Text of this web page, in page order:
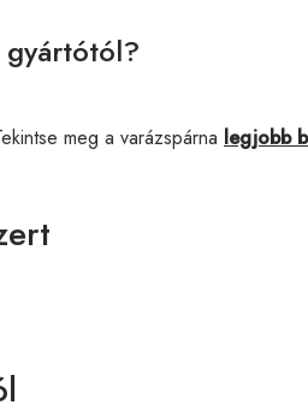
meg a varázspárna legjobb